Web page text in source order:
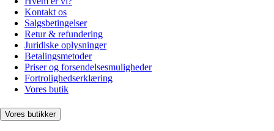
Kontakt os
Salgsbetingelser
Retur & refundering
Juridiske oplysninger
Betalingsmetoder
Priser og forsendelsesmuligheder
Fortrolighedserklæring
Vores butik
Vores butikker